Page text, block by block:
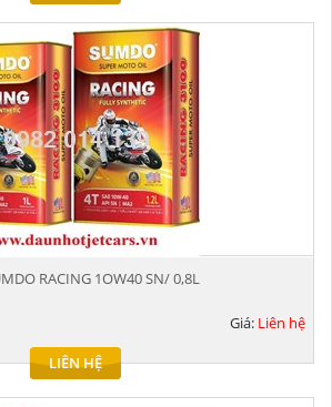
RACING 1OW40 SN/ 0,8L
Giá: Liên hệ
LIÊN HỆ